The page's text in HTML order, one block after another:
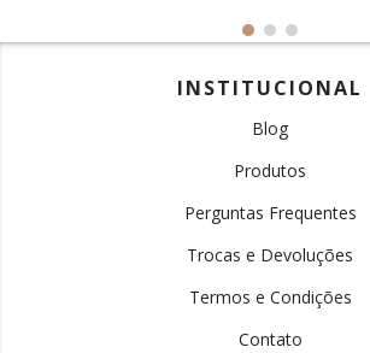
INSTITUCIONAL
Blog
Produtos
Perguntas Frequentes
Trocas e Devoluções
Termos e Condições
Contato